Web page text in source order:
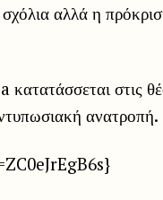
αλλά η
στις
ανατροπή.